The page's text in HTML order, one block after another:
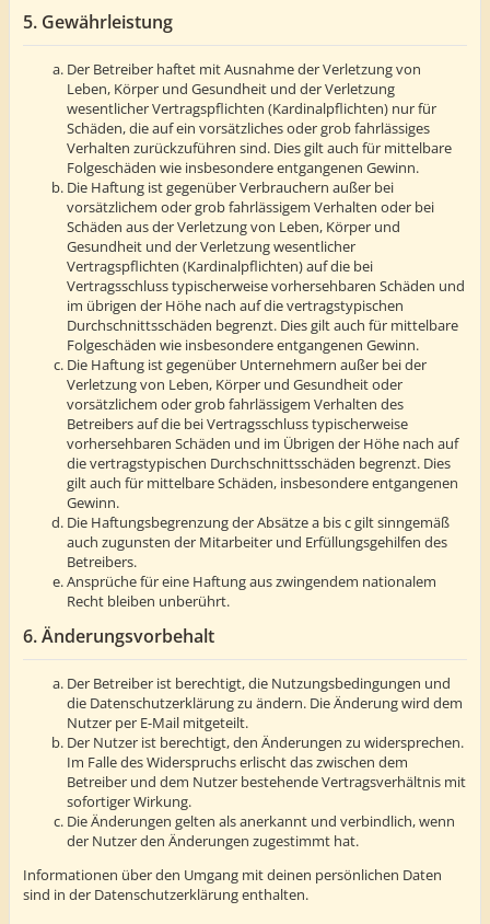
5. Gewährleistung
Der Betreiber haftet mit Ausnahme der Verletzung von
Leben, Körper und Gesundheit und der Verletzung
wesentlicher Vertragspflichten (Kardinalpflichten) nur für
Schäden, die auf ein vorsätzliches oder grob fahrlässiges
Verhalten zurückzuführen sind. Dies gilt auch für mittelbare
Folgeschäden wie insbesondere entgangenen Gewinn.
Die Haftung ist gegenüber Verbrauchern außer bei
vorsätzlichem oder grob fahrlässigem Verhalten oder bei
Schäden aus der Verletzung von Leben, Körper und
Gesundheit und der Verletzung wesentlicher
Vertragspflichten (Kardinalpflichten) auf die bei
Vertragsschluss typischerweise vorhersehbaren Schäden und
im übrigen der Höhe nach auf die vertragstypischen
Durchschnittsschäden begrenzt. Dies gilt auch für mittelbare
Folgeschäden wie insbesondere entgangenen Gewinn.
Die Haftung ist gegenüber Unternehmern außer bei der
Verletzung von Leben, Körper und Gesundheit oder
vorsätzlichem oder grob fahrlässigem Verhalten des
Betreibers auf die bei Vertragsschluss typischerweise
vorhersehbaren Schäden und im Übrigen der Höhe nach auf
die vertragstypischen Durchschnittsschäden begrenzt. Dies
gilt auch für mittelbare Schäden, insbesondere entgangenen
Gewinn.
Die Haftungsbegrenzung der Absätze a bis c gilt sinngemäß
auch zugunsten der Mitarbeiter und Erfüllungsgehilfen des
Betreibers.
Ansprüche für eine Haftung aus zwingendem nationalem
Recht bleiben unberührt.
6. Änderungsvorbehalt
Der Betreiber ist berechtigt, die Nutzungsbedingungen und
die Datenschutzerklärung zu ändern. Die Änderung wird dem
Nutzer per E-Mail mitgeteilt.
Der Nutzer ist berechtigt, den Änderungen zu widersprechen.
Im Falle des Widerspruchs erlischt das zwischen dem
Betreiber und dem Nutzer bestehende Vertragsverhältnis mit
sofortiger Wirkung.
Die Änderungen gelten als anerkannt und verbindlich, wenn
der Nutzer den Änderungen zugestimmt hat.
Informationen über den Umgang mit deinen persönlichen Daten
sind in der Datenschutzerklärung enthalten.